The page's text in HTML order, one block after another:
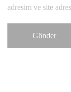
adresim ve site